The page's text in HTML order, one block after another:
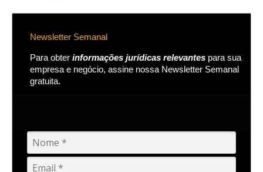
Newsletter Semanal
Para obter informações jurídicas relevantes para sua
empresa e negócio, assine nossa Newsletter Semanal
gratuita.